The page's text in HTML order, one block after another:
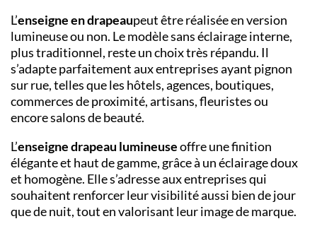
L’enseigne en drapeaupeut être réalisée en version
lumineuse ou non. Le modèle sans éclairage interne,
plus traditionnel, reste un choix très répandu. Il
s’adapte parfaitement aux entreprises ayant pignon
sur rue, telles que les hôtels, agences, boutiques,
commerces de proximité, artisans, fleuristes ou
encore salons de beauté.
L’enseigne drapeau lumineuseoffre une finition
élégante et haut de gamme, grâce à un éclairage doux
et homogène. Elle s’adresse aux entreprises qui
souhaitent renforcer leur visibilité aussi bien de jour
que de nuit, tout en valorisant leur image de marque.